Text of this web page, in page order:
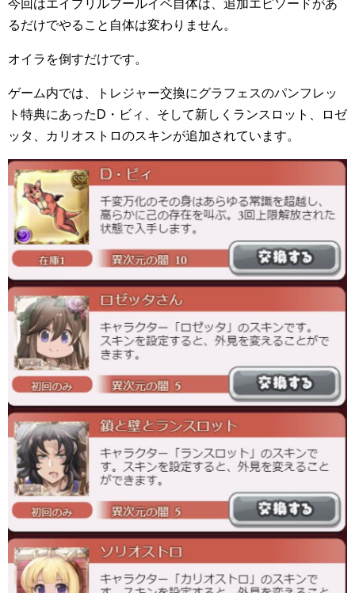
今回はエイプリルフールイベ自体は、追加エピソードがあ
るだけでやること自体は変わりません。
オイラを倒すだけです。
ゲーム内では、トレジャー交換にグラフェスのパンフレッ
ト特典にあったD・ビィ、そして新しくランスロット、ロゼ
ッタ、カリオストロのスキンが追加されています。